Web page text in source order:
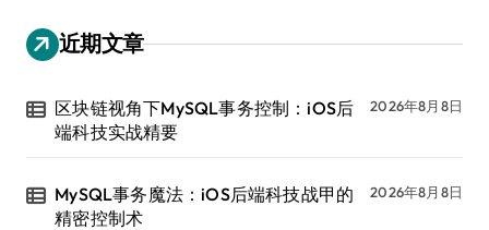
近期文章
区块链视角下MySQL事务控制：iOS后
端科技实战精要
2026年8月8日
MySQL事务魔法：iOS后端科技战甲的
精密控制术
2026年8月8日